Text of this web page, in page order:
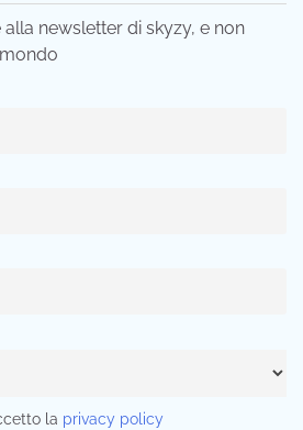
newsletter di skyzy, e non
la privacy policy